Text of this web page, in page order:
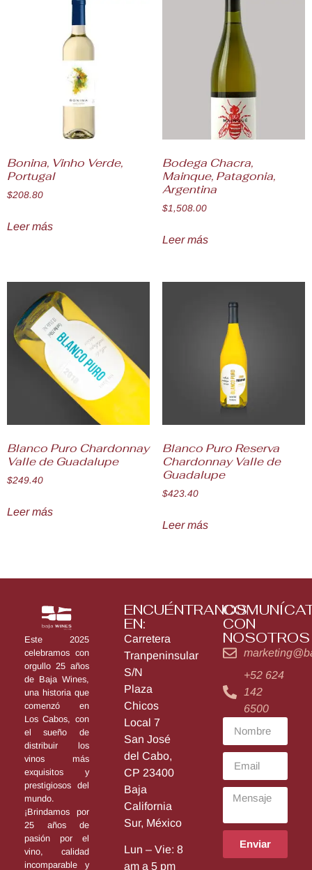
Bonina, Vinho Verde,
Portugal
$208.80
Leer más
Bodega Chacra,
Mainque, Patagonia,
Argentina
$1,508.00
Leer más
Blanco Puro Chardonnay
Valle de Guadalupe
$249.40
Leer más
Blanco Puro Reserva
Chardonnay Valle de
Guadalupe
$423.40
Leer más
Este 2025
celebramos con
orgullo 25 años
de Baja Wines,
una historia que
comenzó en
Los Cabos, con
el sueño de
distribuir los
vinos más
exquisitos y
prestigiosos del
mundo.
¡Brindamos por
25 años de
pasión por el
vino, calidad
incomparable y
ENCUÉNTRANOS
EN:
Carretera
Tranpeninsular
S/N
Plaza
Chicos
Local 7
San José
del Cabo,
CP 23400
Baja
California
Sur, México
Lun – Vie: 8
am a 5 pm
CON
NOSOTROS
+52 624
142
6500
Enviar